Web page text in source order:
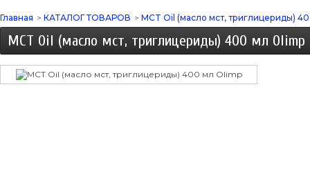
Главная > КАТАЛОГ ТОВАРОВ > MCT Oil (масло мст, триглицериды)
MCT Oil (масло мст, триглицериды) 400 мл Olimp